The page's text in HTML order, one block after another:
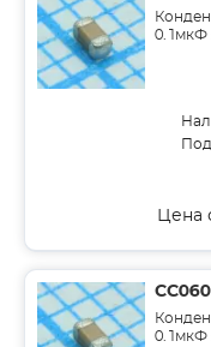
0.1мкФ
Под
Цена
0.1мкФ